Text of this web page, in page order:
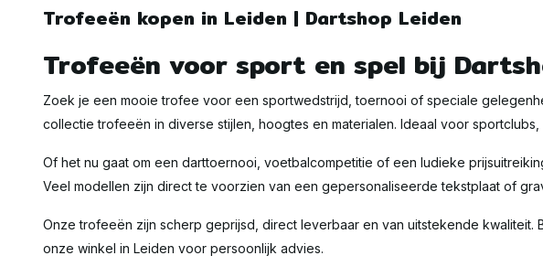
Trofeeën kopen in Leiden | Dartshop Leiden
Trofeeën voor sport en spel bij
Zoek je een mooie trofee voor een sportwedstrijd, toernooi of speciale
collectie trofeeën in diverse stijlen, hoogtes en materialen. Ideaal voor
Of het nu gaat om een darttoernooi, voetbalcompetitie of een ludieke
Veel modellen zijn direct te voorzien van een gepersonaliseerde tekstplaat of
Onze trofeeën zijn scherp geprijsd, direct leverbaar en van uitstekende kwaliteit.
onze winkel in Leiden voor persoonlijk advies.